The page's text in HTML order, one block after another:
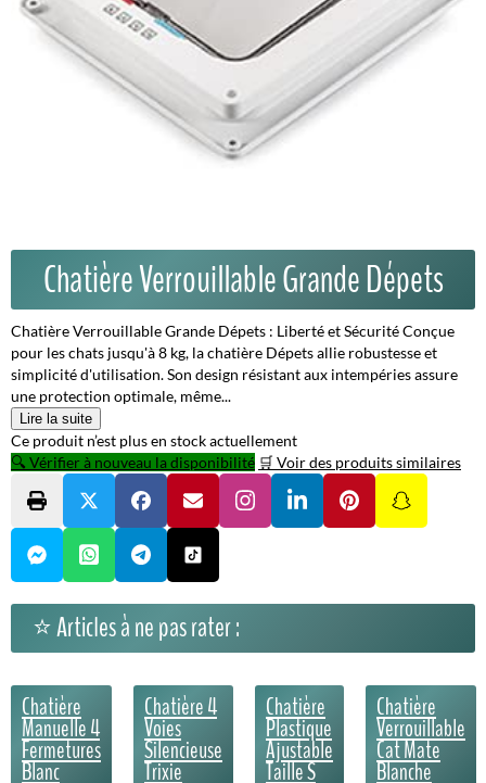
Chatière Verrouillable Grande Dépets
Chatière Verrouillable Grande Dépets : Liberté et Sécurité Conçue
pour les chats jusqu'à 8 kg, la chatière Dépets allie robustesse et
simplicité d'utilisation. Son design résistant aux intempéries assure
une protection optimale, même...
Lire la suite
Ce produit n’est plus en stock actuellement
🔍 Vérifier à nouveau la disponibilité 🛒 Voir des produits similaires
⭐ Articles à ne pas rater :
Chatière
Manuelle 4
Fermetures
Blanc
Chatière 4
Voies
Silencieuse
Trixie
Chatière
Plastique
Ajustable
Taille S
Chatière
Verrouillable
Cat Mate
Blanche